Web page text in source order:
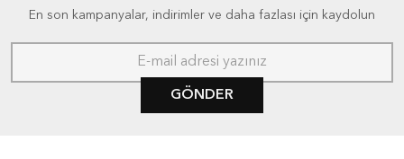
En son kampanyalar, indirimler ve daha fazlası için kaydolun
GÖNDER